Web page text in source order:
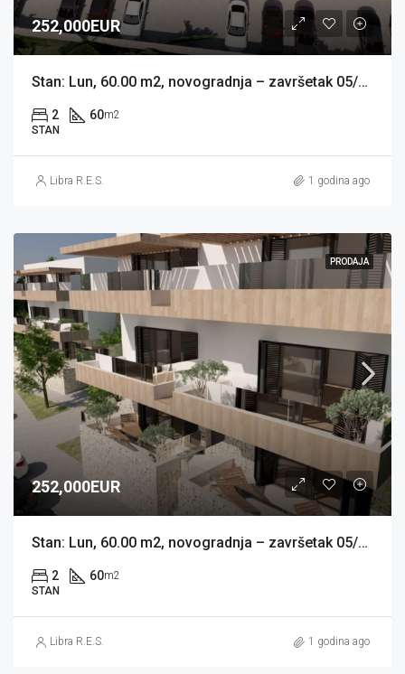
252,000EUR
Stan: Lun, 60.00 m2, novogradnja – završetak 05/2026 (prodaja)
2 60m2
STAN
Libra R.E.S. 1 godina ago
PRODAJA
252,000EUR
Stan: Lun, 60.00 m2, novogradnja – završetak 05/2026 (prodaja)
2 60m2
STAN
Libra R.E.S. 1 godina ago